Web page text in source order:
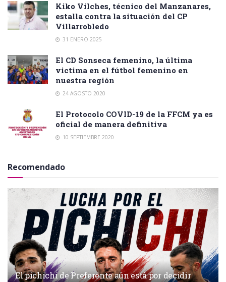
Kiko Vilches, técnico del Manzanares,
estalla contra la situación del CP
Villarrobledo
31 ENERO 2025
El CD Sonseca femenino, la última
victima en el fútbol femenino en
nuestra región
24 AGOSTO 2020
El Protocolo COVID-19 de la FFCM ya es
oficial de manera definitiva
10 SEPTIEMBRE 2020
Recomendado
El pichichi de Preferente aún está por decidir